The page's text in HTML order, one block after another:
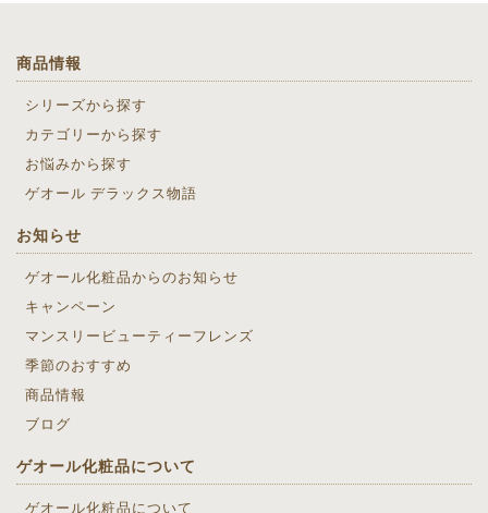
商品情報
シリーズから探す
カテゴリーから探す
お悩みから探す
ゲオール デラックス物語
お知らせ
ゲオール化粧品からのお知らせ
キャンペーン
マンスリービューティーフレンズ
季節のおすすめ
商品情報
ブログ
ゲオール化粧品について
ゲオール化粧品について